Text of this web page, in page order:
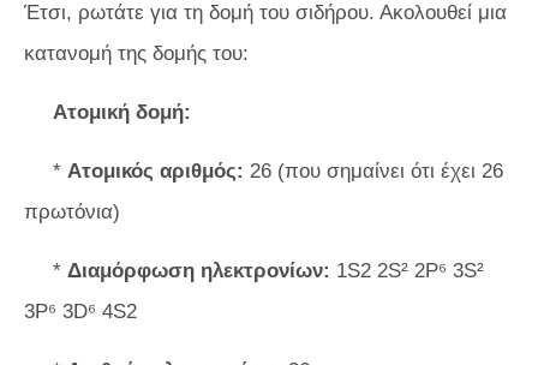
Έτσι, ρωτάτε για τη δομή του σιδήρου. Ακολουθεί μια
κατανομή της δομής του:
Ατομική δομή:
* Ατομικός αριθμός: 26 (που σημαίνει ότι έχει 26
πρωτόνια)
* Διαμόρφωση ηλεκτρονίων: 1S2 2S² 2P⁶ 3S²
3P⁶ 3D⁶ 4S2